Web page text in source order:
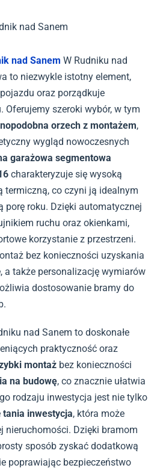
nad Sanem W Rudniku nad
to niezwykle istotny element,
oraz porządkuje
Oferujemy szeroki wybór, w tym
orzech z montażem,
wygląd nowoczesnych
garażowa segmentowa
charakteryzuje się wysoką
termiczną, co czyni ją idealnym
porę roku. Dzięki automatycznej
ruchu oraz okienkami,
korzystanie z przestrzeni.
bez konieczności uzyskania
a także personalizację wymiarów
dostosowanie bramy do
nad Sanem to doskonałe
praktyczność oraz
montaż bez konieczności
na budowę, co znacznie ułatwia
rodzaju inwestycja jest nie tylko
tania inwestycja, która może
nieruchomości. Dzięki bramom
sposób zyskać dodatkową
poprawiając bezpieczeństwo